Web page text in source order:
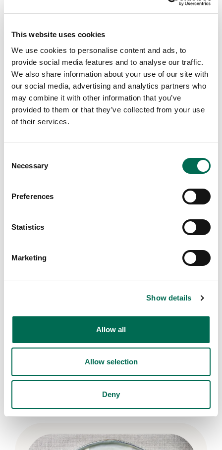
This website uses cookies
We use cookies to personalise content and ads, to
provide social media features and to analyse our traffic.
We also share information about your use of our site with
our social media, advertising and analytics partners who
may combine it with other information that you’ve
provided to them or that they’ve collected from your use
of their services.
Selection
Necessary
Preferences
Statistics
Marketing
Show details
Allow all
Allow selection
Deny
Chef's Cut
Grönsaksflis ljus
Chef's Cut-recept
Chef's Cut
Potatissallad med grov
senapsdressing och salttorkad